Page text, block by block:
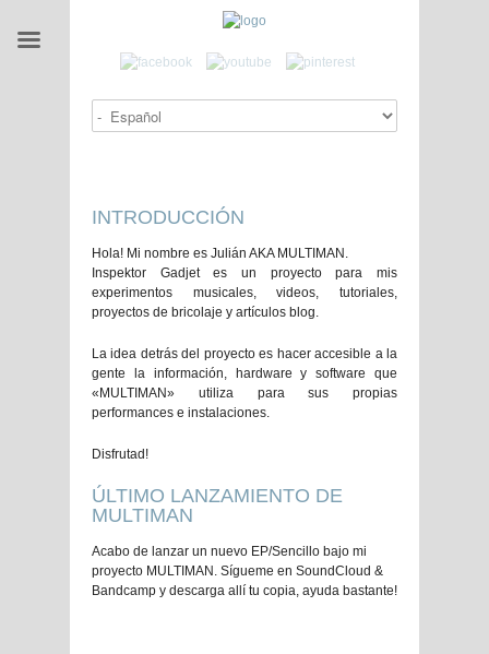
INTRODUCCIÓN
Hola! Mi nombre es Julián AKA MULTIMAN.
Inspektor Gadjet es un proyecto para mis
experimentos musicales, videos, tutoriales,
proyectos de bricolaje y artículos blog.
La idea detrás del proyecto es hacer accesible a la
gente la información, hardware y software que
«MULTIMAN» utiliza para sus propias
performances e instalaciones.
Disfrutad!
ÚLTIMO LANZAMIENTO DE
MULTIMAN
Acabo de lanzar un nuevo EP/Sencillo bajo mi
proyecto MULTIMAN. Sígueme en SoundCloud &
Bandcamp y descarga allí tu copia, ayuda bastante!